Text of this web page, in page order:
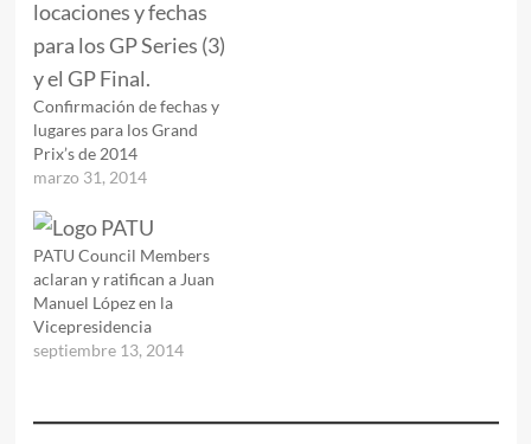
Confirmación de fechas y
lugares para los Grand
Prix’s de 2014
marzo 31, 2014
PATU Council Members
aclaran y ratifican a Juan
Manuel López en la
Vicepresidencia
septiembre 13, 2014